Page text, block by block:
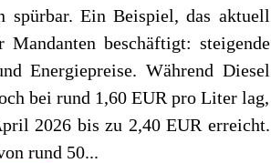
spürbar. Ein Beispiel, das aktuell
Mandanten beschäftigt: steigende
Energiepreise. Während Diesel
bei rund 1,60 EUR pro Liter lag,
2026 bis zu 2,40 EUR erreicht.
rund 50...